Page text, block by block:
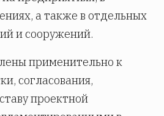
а также в отдельных
и сооружений.
применительно к
согласования,
проектной